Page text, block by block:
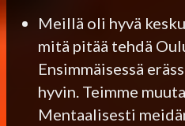
Meillä oli hyvä
mitä pitää tehdä
Ensimmäisessä
hyvin. Teimme
Mentaalisesti